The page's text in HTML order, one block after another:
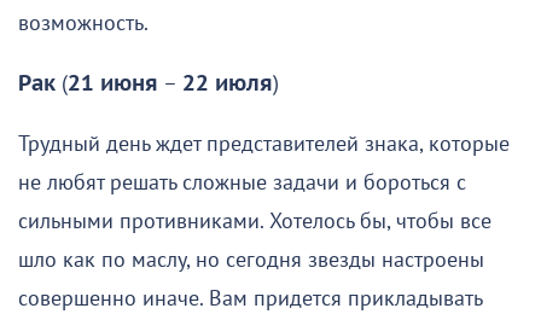
возможность.
Рак (21 июня – 22 июля)
Трудный день ждет представителей знака, которые
не любят решать сложные задачи и бороться с
сильными противниками. Хотелось бы, чтобы все
шло как по маслу, но сегодня звезды настроены
совершенно иначе. Вам придется прикладывать